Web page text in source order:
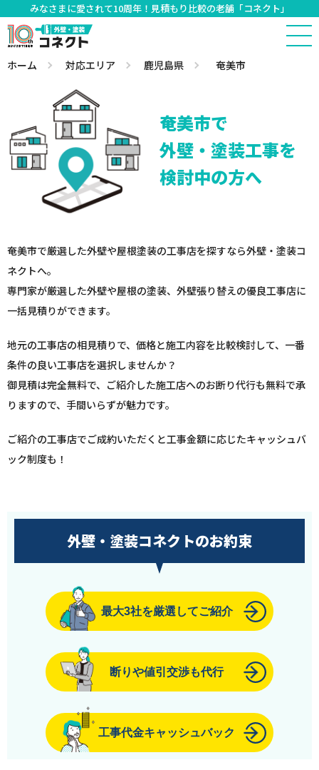
みなさまに愛されて10周年！見積もり比較の老舗「コネクト」
ホーム 対応エリア 鹿児島県 奄美市
奄美市で
外壁・塗装工事を
検討中の方へ
奄美市で厳選した外壁や屋根塗装の工事店を探すなら外壁・塗装コ
ネクトへ。
専門家が厳選した外壁や屋根の塗装、外壁張り替えの優良工事店に
一括見積りができます。
地元の工事店の相見積りで、価格と施工内容を比較検討して、一番
条件の良い工事店を選択しませんか？
御見積は完全無料で、ご紹介した施工店へのお断り代行も無料で承
りますので、手間いらずが魅力です。
ご紹介の工事店でご成約いただくと工事金額に応じたキャッシュバ
ック制度も！
外壁・塗装コネクトのお約束
最大3社を厳選してご紹介
断りや値引交渉も代行
工事代金キャッシュバック